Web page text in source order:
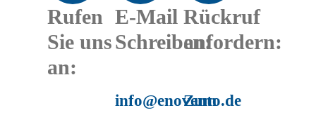
Rufen
Sie uns
an:
E-Mail
Schreiben:
info@enovento.de
Rückruf
anfordern:
Zum